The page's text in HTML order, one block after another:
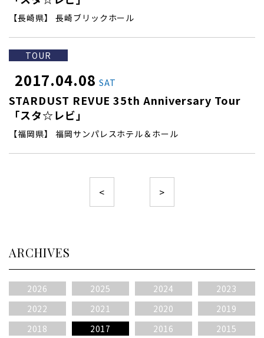
【長崎県】 長崎ブリックホール
TOUR
2017.04.08 SAT
STARDUST REVUE 35th Anniversary Tour
「スタ☆レビ」
【福岡県】 福岡サンパレスホテル＆ホール
< >
ARCHIVES
2026 2025 2024
2023
2022
2021 2020
2019
2018
2017 2016
2015